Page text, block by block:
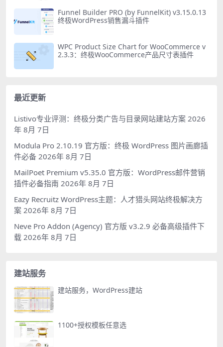
Funnel Builder PRO (by FunnelKit) v3.15.0.13
终极WordPress销售漏斗插件
WPC Product Size Chart for WooCommerce v
2.3.3：终极WooCommerce产品尺寸表插件
最近更新
Listivo专业评测：终极分类广告与目录网站建站方案 2026
年 8月 7日
Modula Pro 2.10.19 官方版：终极 WordPress 图片画廊插
件必备 2026年 8月 7日
MailPoet Premium v5.35.0 官方版：WordPress邮件营销
插件必备指南 2026年 8月 7日
Eazy Recruitz WordPress主题：人才猎头网站终极解决方
案 2026年 8月 7日
Neve Pro Addon (Agency) 官方版 v3.2.9 必备高级插件下
载 2026年 8月 7日
建站服务
建站服务，WordPress建站
1100+授权模板任意选